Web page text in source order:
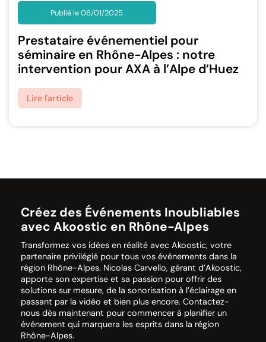
Publié le 06/01/2025
Prestataire événementiel pour
séminaire en Rhône-Alpes : notre
intervention pour AXA à l’Alpe d’Huez
Lire l'article
Créez des Événements Inoubliables
avec Akoostic en Rhône-Alpes
Transformez vos idées en réalité avec Akoostic, votre
partenaire privilégié pour tous vos événements dans la
région Rhône-Alpes. Nicolas Carvello, gérant d’Akoostic,
apporte son expertise et sa passion pour offrir des
solutions sur mesure, de la sonorisation à l’éclairage en
passant par la vidéo et bien plus encore. Contactez-
nous dès maintenant pour commencer à planifier un
événement qui marquera les esprits dans la région
Rhône-Alpes.